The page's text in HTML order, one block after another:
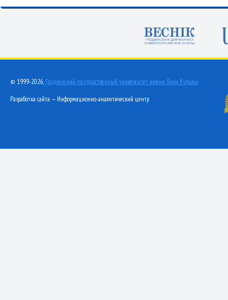
© 1999-2026, Гродненский государственный университет имени Янки Купалы
Разработка сайта — Информационно-аналитический центр